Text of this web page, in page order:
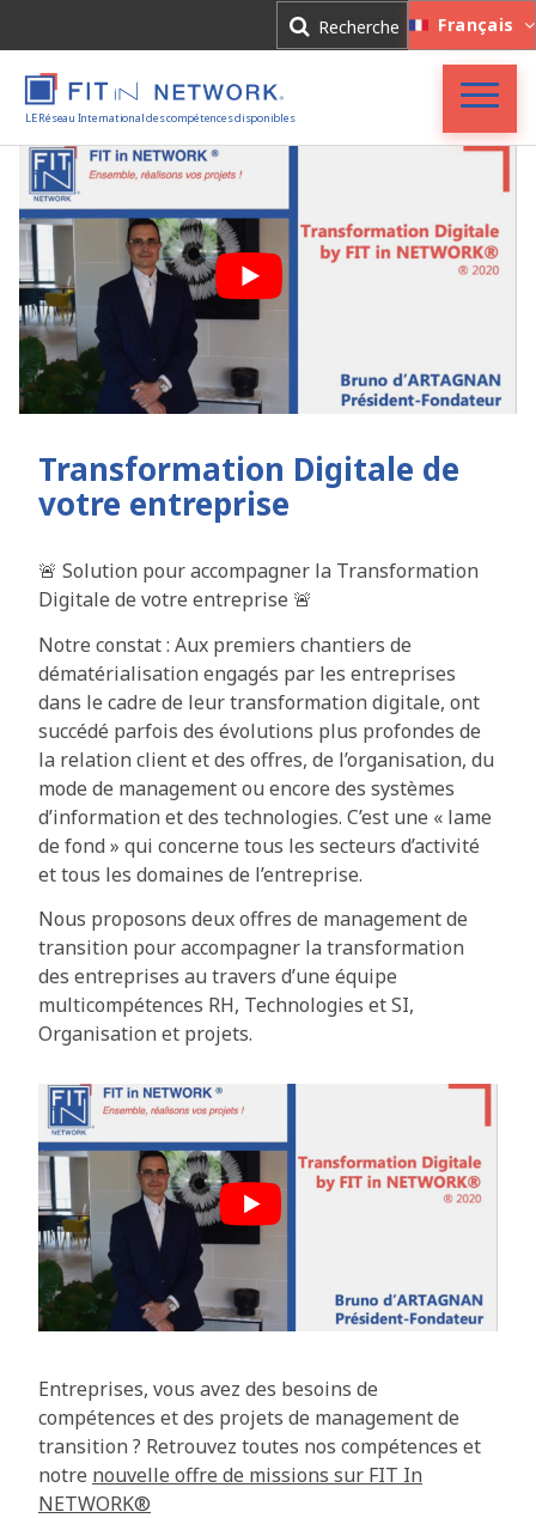
Recherche Français
LE Réseau International des compétences disponibles
Accueil
Entreprises
Experts
Connexion
Inscription
Transformation Digitale de
votre entreprise
🚨 Solution pour accompagner la Transformation
Digitale de votre entreprise 🚨
Notre constat : Aux premiers chantiers de
dématérialisation engagés par les entreprises
dans le cadre de leur transformation digitale, ont
succédé parfois des évolutions plus profondes de
la relation client et des offres, de l’organisation, du
mode de management ou encore des systèmes
d’information et des technologies. C’est une « lame
de fond » qui concerne tous les secteurs d’activité
et tous les domaines de l’entreprise.
Nous proposons deux offres de management de
transition pour accompagner la transformation
des entreprises au travers d’une équipe
multicompétences RH, Technologies et SI,
Organisation et projets.
Entreprises, vous avez des besoins de
compétences et des projets de management de
transition ? Retrouvez toutes nos compétences et
notre nouvelle offre de missions sur FIT In
NETWORK®️